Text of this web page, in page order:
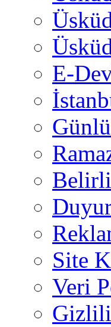
E-
Site
Veri